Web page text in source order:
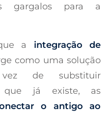
gargalos para a
a integração de
como uma solução
de substituir
que já existe, as
o antigo ao